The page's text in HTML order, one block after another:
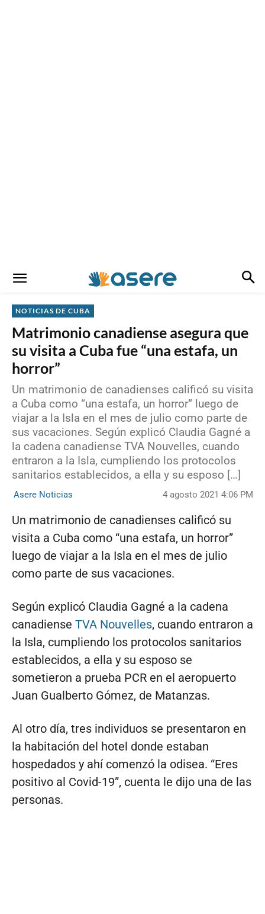
NOTICIAS DE CUBA
Matrimonio canadiense asegura que
su visita a Cuba fue “una estafa, un
horror”
Un matrimonio de canadienses calificó su visita
a Cuba como “una estafa, un horror” luego de
viajar a la Isla en el mes de julio como parte de
sus vacaciones. Según explicó Claudia Gagné a
la cadena canadiense TVA Nouvelles, cuando
entraron a la Isla, cumpliendo los protocolos
sanitarios establecidos, a ella y su esposo […]
Asere Noticias 4 agosto 2021 4:06 PM
Un matrimonio de canadienses calificó su
visita a Cuba como “una estafa, un horror”
luego de viajar a la Isla en el mes de julio
como parte de sus vacaciones.
Según explicó Claudia Gagné a la cadena
canadiense TVA Nouvelles, cuando entraron a
la Isla, cumpliendo los protocolos sanitarios
establecidos, a ella y su esposo se
sometieron a prueba PCR en el aeropuerto
Juan Gualberto Gómez, de Matanzas.
Al otro día, tres individuos se presentaron en
la habitación del hotel donde estaban
hospedados y ahí comenzó la odisea. “Eres
positivo al Covid-19”, cuenta le dijo una de las
personas.